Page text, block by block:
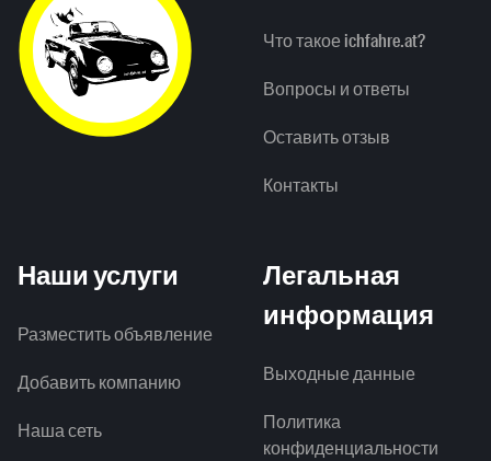
Что такое ichfahre.at?
Вопросы и ответы
Оставить отзыв
Контакты
Наши услуги
Разместить объявление
Добавить компанию
Наша сеть
Легальная
информация
Выходные данные
Политика
конфиденциальности